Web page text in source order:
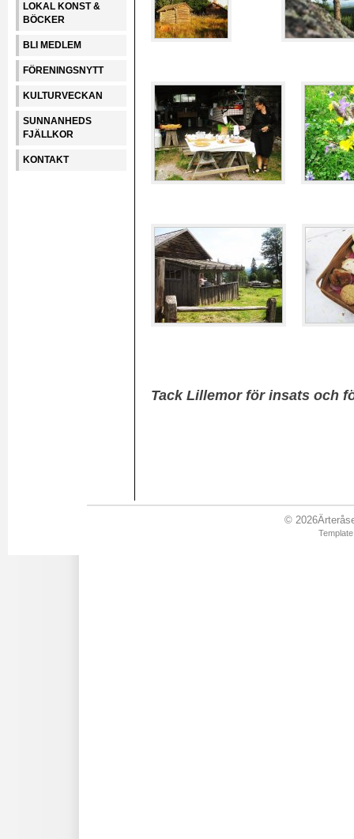
LOKAL KONST &
BÖCKER
BLI MEDLEM
FÖRENINGSNYTT
KULTURVECKAN
SUNNANHEDS
FJÄLLKOR
KONTAKT
Tack Lillemor för insats och
©